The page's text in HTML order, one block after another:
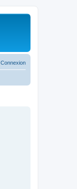
Connexion